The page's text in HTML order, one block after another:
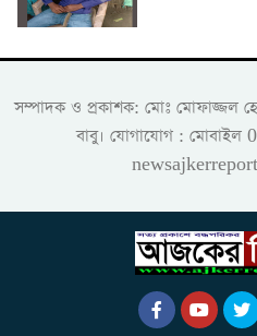
সম্পাদক ও প্রকাশক: মোঃ মোফাজ্জল
বাবু। যোগাযোগ :